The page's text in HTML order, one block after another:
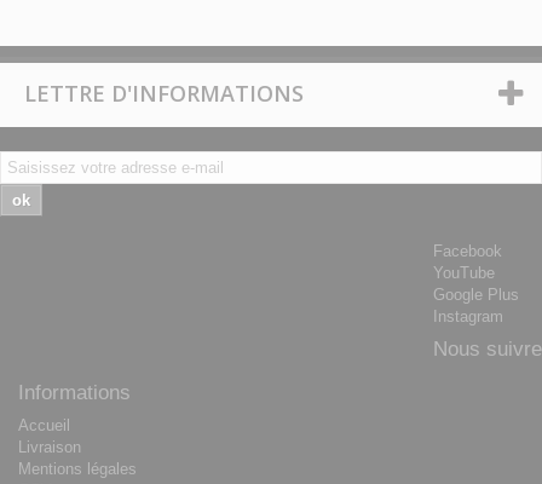
LETTRE D'INFORMATIONS
ok
Facebook
YouTube
Google Plus
Instagram
Nous suivre
Informations
Accueil
Livraison
Mentions légales